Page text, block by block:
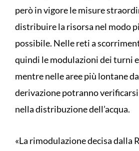
però in vigore le misure
distribuire la risorsa nel modo
possibile. Nelle reti a
quindi le modulazioni dei turni
mentre nelle aree più lontane
derivazione potranno
nella distribuzione dell’acqua.
«La rimodulazione decisa dalla